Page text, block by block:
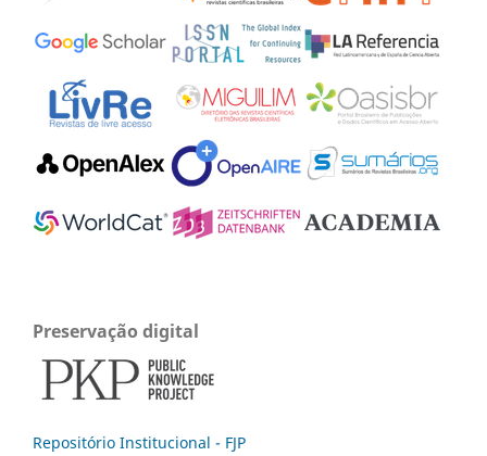
Preservação digital
Repositório Institucional - FJP